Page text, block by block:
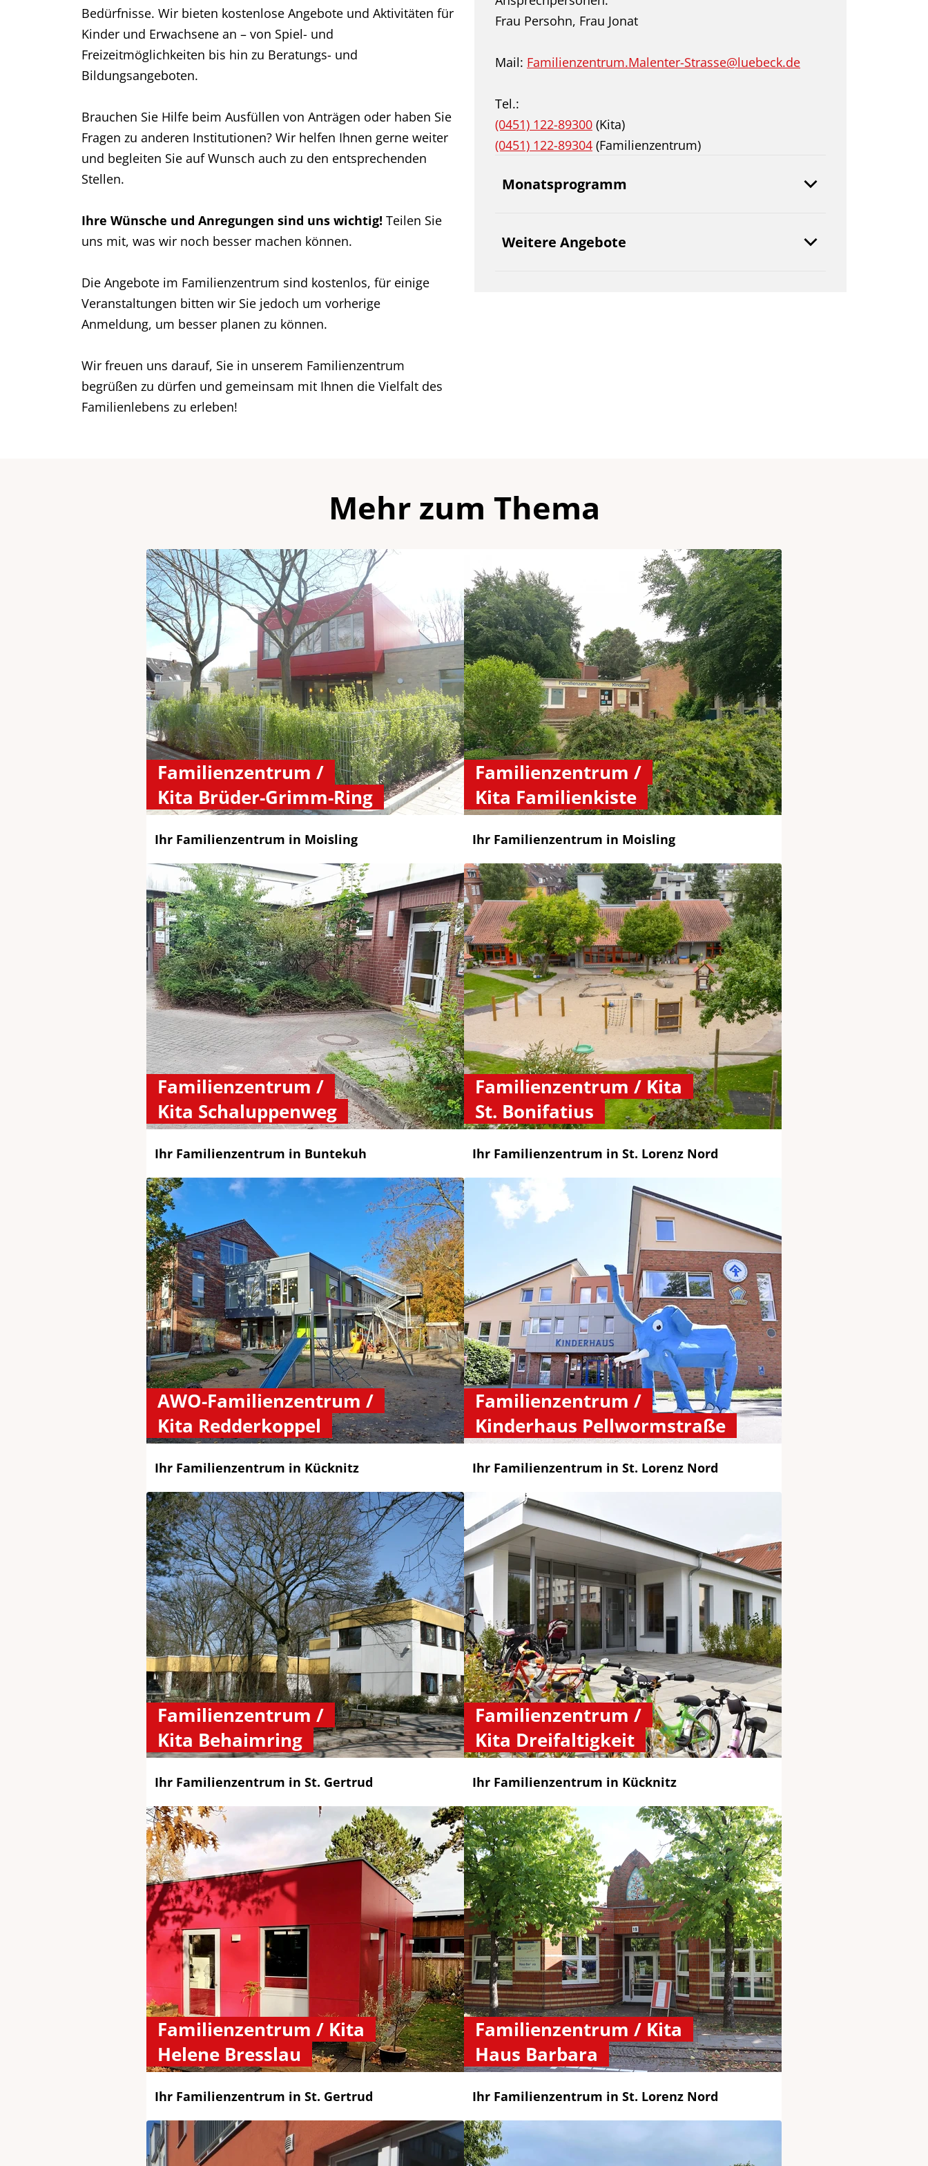
Bedürfnisse. Wir bieten kostenlose Angebote und Aktivitäten für
Kinder und Erwachsene an – von Spiel- und
Freizeitmöglichkeiten bis hin zu Beratungs- und
Bildungsangeboten.
Brauchen Sie Hilfe beim Ausfüllen von Anträgen oder haben Sie
Fragen zu anderen Institutionen? Wir helfen Ihnen gerne weiter
und begleiten Sie auf Wunsch auch zu den entsprechenden
Stellen.
Ihre Wünsche und Anregungen sind uns wichtig! Teilen Sie
uns mit, was wir noch besser machen können.
Die Angebote im Familienzentrum sind kostenlos, für einige
Veranstaltungen bitten wir Sie jedoch um vorherige
Anmeldung, um besser planen zu können.
Wir freuen uns darauf, Sie in unserem Familienzentrum
begrüßen zu dürfen und gemeinsam mit Ihnen die Vielfalt des
Familienlebens zu erleben!
Frau Persohn, Frau Jonat
Mail: Familienzentrum.Malenter-Strasse@luebeck.de
Tel.:
(0451) 122-89300 (Kita)
(0451) 122-89304 (Familienzentrum)
Monatsprogramm
Weitere Angebote
Mehr zum Thema
Familienzentrum /
Kita Brüder-Grimm-Ring
Ihr Familienzentrum in Moisling
Familienzentrum /
Kita Familienkiste
Ihr Familienzentrum in Moisling
Familienzentrum /
Kita Schaluppenweg
Ihr Familienzentrum in Buntekuh
Familienzentrum / Kita
St. Bonifatius
Ihr Familienzentrum in St. Lorenz Nord
AWO-Familienzentrum /
Kita Redderkoppel
Ihr Familienzentrum in Kücknitz
Familienzentrum /
Kinderhaus Pellwormstraße
Ihr Familienzentrum in St. Lorenz Nord
Familienzentrum /
Kita Behaimring
Ihr Familienzentrum in St. Gertrud
Familienzentrum /
Kita Dreifaltigkeit
Ihr Familienzentrum in Kücknitz
Familienzentrum / Kita
Helene Bresslau
Ihr Familienzentrum in St. Gertrud
Familienzentrum / Kita
Haus Barbara
Ihr Familienzentrum in St. Lorenz Nord